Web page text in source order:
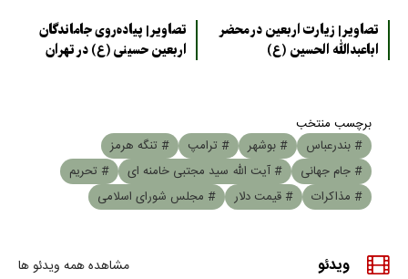
تصاویر| زیارت اربعین در محضر
اباعبدالله الحسین (ع)
تصاویر| پیاده‌روی جاماندگان
اربعین حسینی (ع) در تهران
برچسب منتخب
# بندرعباس
# بوشهر # ترامپ
# تنگه هرمز
# جام جهانی
# آیت الله سید مجتبی خامنه ای
# تحریم
# مذاکرات
# قیمت دلار # مجلس شورای اسلامی
ویدئو مشاهده همه ویدئو ها